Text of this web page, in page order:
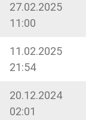
27.02.2025
11:00
11.02.2025
21:54
20.12.2024
02:01